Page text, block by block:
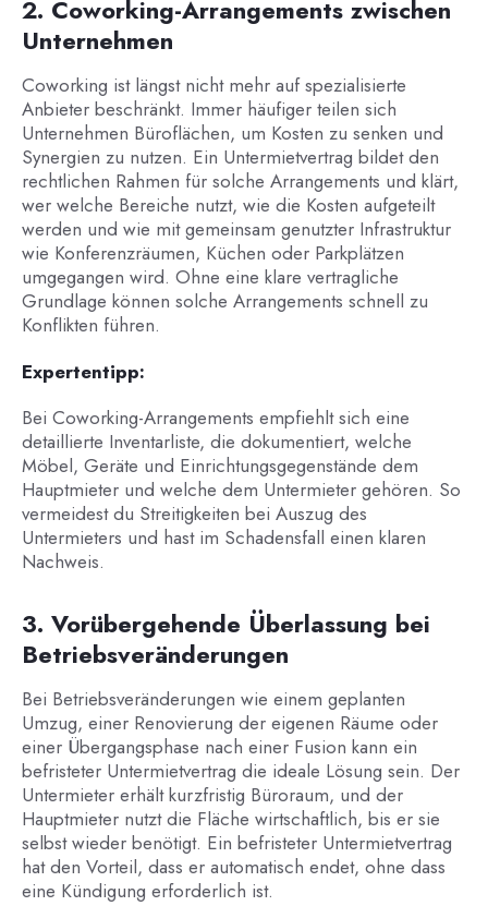
2. Coworking-Arrangements zwischen
Unternehmen
Coworking ist längst nicht mehr auf spezialisierte
Anbieter beschränkt. Immer häufiger teilen sich
Unternehmen Büroflächen, um Kosten zu senken und
Synergien zu nutzen. Ein Untermietvertrag bildet den
rechtlichen Rahmen für solche Arrangements und klärt,
wer welche Bereiche nutzt, wie die Kosten aufgeteilt
werden und wie mit gemeinsam genutzter Infrastruktur
wie Konferenzräumen, Küchen oder Parkplätzen
umgegangen wird. Ohne eine klare vertragliche
Grundlage können solche Arrangements schnell zu
Konflikten führen.
Expertentipp:
Bei Coworking-Arrangements empfiehlt sich eine
detaillierte Inventarliste, die dokumentiert, welche
Möbel, Geräte und Einrichtungsgegenstände dem
Hauptmieter und welche dem Untermieter gehören. So
vermeidest du Streitigkeiten bei Auszug des
Untermieters und hast im Schadensfall einen klaren
Nachweis.
3. Vorübergehende Überlassung bei
Betriebsveränderungen
Bei Betriebsveränderungen wie einem geplanten
Umzug, einer Renovierung der eigenen Räume oder
einer Übergangsphase nach einer Fusion kann ein
befristeter Untermietvertrag die ideale Lösung sein. Der
Untermieter erhält kurzfristig Büroraum, und der
Hauptmieter nutzt die Fläche wirtschaftlich, bis er sie
selbst wieder benötigt. Ein befristeter Untermietvertrag
hat den Vorteil, dass er automatisch endet, ohne dass
eine Kündigung erforderlich ist.